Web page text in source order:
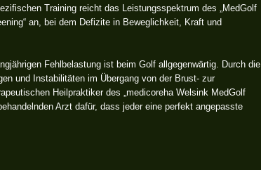
Training reicht das Leistungsspektrum des „MedGolf
an, bei dem Defizite in Beweglichkeit, Kraft und
Fehlbelastung ist beim Golf allgegenwärtig. Durch die
und Instabilitäten im Übergang von der Brust- zur
Heilpraktiker des „medicoreha Welsink MedGolf
Arzt dafür, dass jeder eine perfekt angepasste